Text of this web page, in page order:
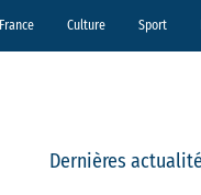
France Culture Sport
Dernières